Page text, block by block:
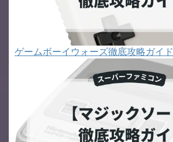
ゲームボーイウォーズ徹底攻略ガイド